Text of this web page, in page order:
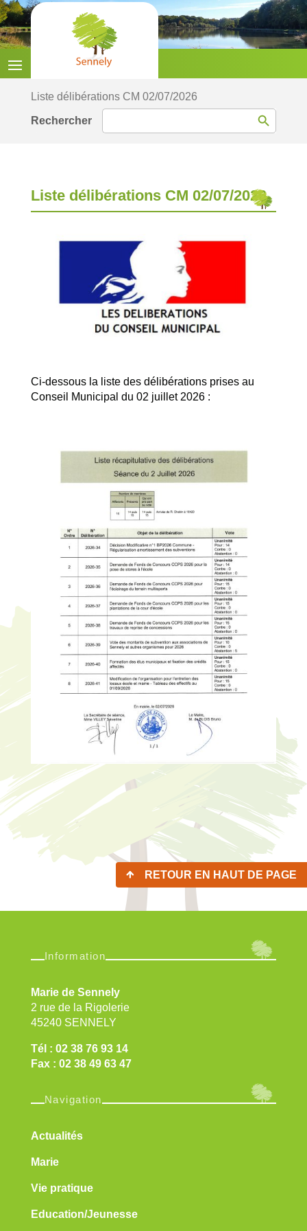
Liste délibérations CM 02/07/2026
Search
Search Button
Liste délibérations CM 02/07/2026
Ci-dessous la liste des délibérations prises au
Conseil Municipal du 02 juillet 2026 :
RETOUR EN HAUT DE PAGE
Information
Marie de Sennely
2 rue de la Rigolerie
45240 SENNELY
Tél : 02 38 76 93 14
Fax : 02 38 49 63 47
Navigation
Actualités
Marie
Vie pratique
Education/Jeunesse